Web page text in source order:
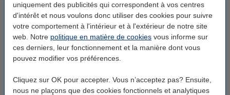
uniquement des publicités qui correspondent à vos centres
d'intérêt et nous voulons donc utiliser des cookies pour suivre
votre comportement à l'intérieur et à l'extérieur de notre site
web. Notre politique en matière de cookies vous informe sur
ces derniers, leur fonctionnement et la manière dont vous
pouvez modifier vos préférences.
Cliquez sur OK pour accepter. Vous n’acceptez pas? Ensuite,
nous ne plaçons que des cookies fonctionnels et analytiques
Tesa colle de bricolage en flacon (90 grammes)
Tesa colle de loisirs décoratifs 90 g permanent
Voir les spécifications et la description
En stock
4,50 € Commander